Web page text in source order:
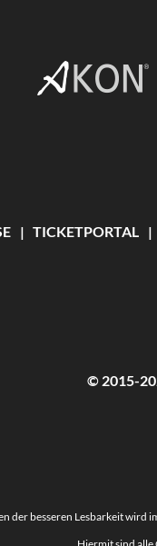
TICKETPORTAL
© 2015-
der besseren Lesbarkeit wird